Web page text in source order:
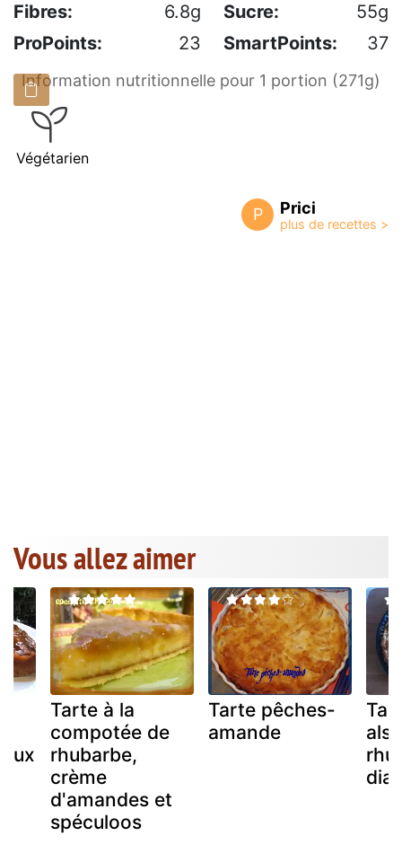
Fibres:
6.8g Sucre:
55g
ProPoints:
23 SmartPoints: 37
Information nutritionnelle pour 1 portion (271g)
Végétarien
P Prici
Vous allez aimer
Tarte à la
compotée de
rhubarbe,
crème
d'amandes et
spéculoos
Tarte pêches-
amande